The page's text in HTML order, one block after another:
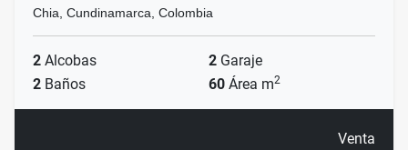
Chia, Cundinamarca, Colombia
2 Alcobas 2 Garaje
2 Baños 60 Área m2
Venta